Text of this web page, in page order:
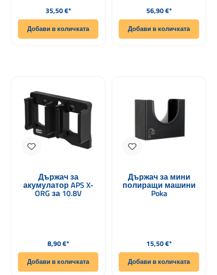
Редовна цена:
35,50 €*
Добави в количката
Редовна цена:
56,90 €*
Добави в количката
Държач за
акумулатор APS X-
ORG за 10.8V
Редовна цена:
8,90 €*
Добави в количката
Държач за мини
полиращи машини
Poka
Редовна цена:
15,50 €*
Добави в количката